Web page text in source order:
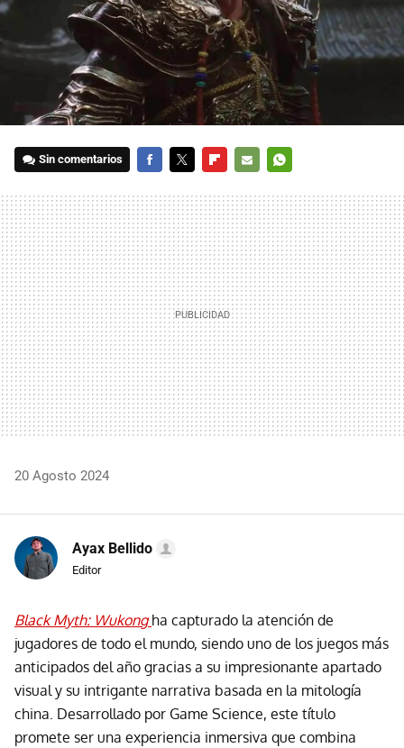
Sin comentarios
MAIL
20 Agosto 2024
Ayax Bellido
Editor
Black Myth: Wukong ha capturado la atención de
jugadores de todo el mundo, siendo uno de los juegos más
anticipados del año gracias a su impresionante apartado
visual y su intrigante narrativa basada en la mitología
china. Desarrollado por Game Science, este título
promete ser una experiencia inmersiva que combina